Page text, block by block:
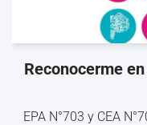
Reconocerme
EPA N°703 y CEA